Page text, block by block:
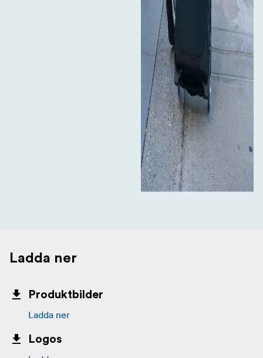
Ladda ner
Produktbilder
Ladda ner
Logos